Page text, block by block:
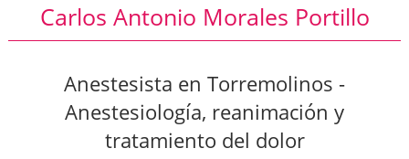
Carlos Antonio Morales Portillo
Anestesista en Torremolinos -
Anestesiología, reanimación y
tratamiento del dolor